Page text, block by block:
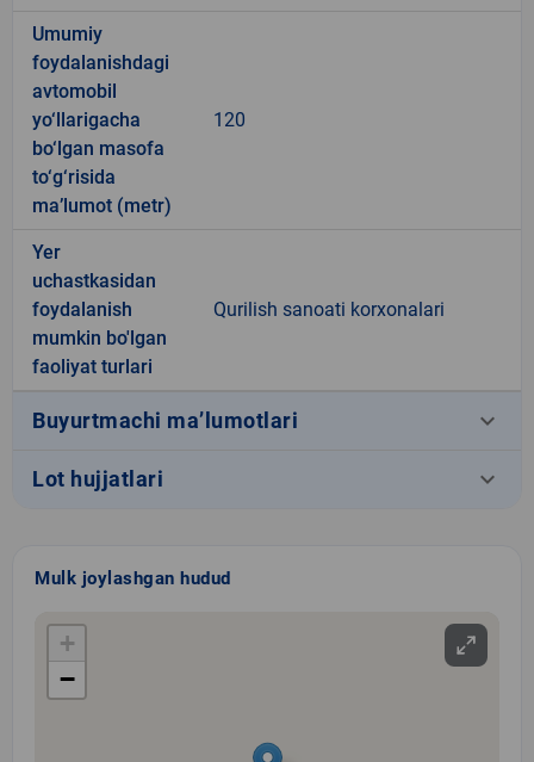
Umumiy
foydalanishdagi
avtomobil
yo‘llarigacha
bo‘lgan masofa
to‘g‘risida
ma’lumot (metr)
120
Yer
uchastkasidan
foydalanish
mumkin bo'lgan
faoliyat turlari
Qurilish sanoati korxonalari
Buyurtmachi ma’lumotlari keyboard_arrow_down
Lot hujjatlari keyboard_arrow_down
Mulk joylashgan hudud
+
−